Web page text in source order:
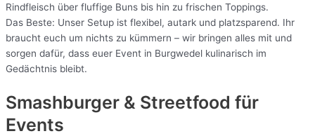
Rindfleisch über fluffige Buns bis hin zu frischen Toppings.
Das Beste: Unser Setup ist flexibel, autark und platzsparend. Ihr
braucht euch um nichts zu kümmern – wir bringen alles mit und
sorgen dafür, dass euer Event in Burgwedel kulinarisch im
Gedächtnis bleibt.
Smashburger & Streetfood für
Events